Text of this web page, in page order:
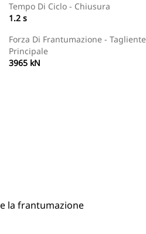
Tempo Di Ciclo - Chiusura
1.2 s
Forza Di Frantumazione - Tagliente
Principale
3965 kN
la frantumazione